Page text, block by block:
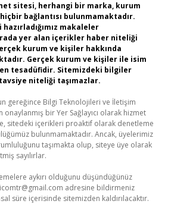
sitesi, herhangi bir marka, kurum
bağlantısı bulunmamaktadır.
makaleler
yer alan içerikler haber niteliği
kurum ve kişiler hakkında
Gerçek kurum ve kişiler ile isim
tesadüfidir. Sitemizdeki bilgiler
niteliği taşımazlar.
gereğince Bilgi Teknolojileri ve İletişim
onaylanmış bir Yer Sağlayıcı olarak hizmet
sitedeki içerikleri proaktif olarak denetleme
bulunmamaktadır. Ancak, üyelerimiz
taşımakta olup, siteye üye olarak
sayılırlar.
aykırı olduğunu düşündüğünüz
adresine bildirmeniz
süre içerisinde sitemizden kaldırılacaktır.